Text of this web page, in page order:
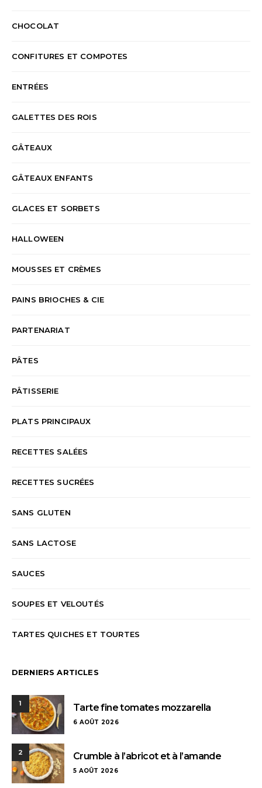
CHOCOLAT
CONFITURES ET COMPOTES
ENTRÉES
GALETTES DES ROIS
GÂTEAUX
GÂTEAUX ENFANTS
GLACES ET SORBETS
HALLOWEEN
MOUSSES ET CRÈMES
PAINS BRIOCHES & CIE
PARTENARIAT
PÂTES
PÂTISSERIE
PLATS PRINCIPAUX
RECETTES SALÉES
RECETTES SUCRÉES
SANS GLUTEN
SANS LACTOSE
SAUCES
SOUPES ET VELOUTÉS
TARTES QUICHES ET TOURTES
DERNIERS ARTICLES
1 Tarte fine tomates mozzarella
6 AOÛT 2026
2 Crumble à l’abricot et à l’amande
5 AOÛT 2026